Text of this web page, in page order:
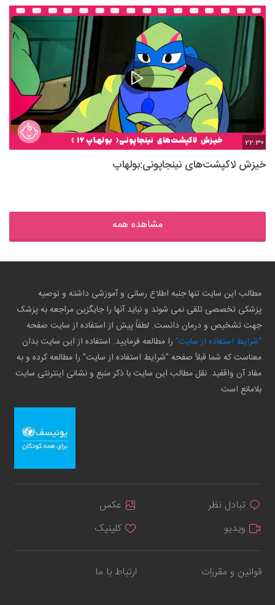
22:30
خیزش لاکپشت‌های نینجاپونی:بولهاپ
مشاهده همه
مطالب این سایت تنها جنبه اطلاع رسانی و آموزشی داشته و توصیه
پزشکی تخصصی تلقی نمی شوند و نباید آنها را جایگزین مراجعه به پزشک
جهت تشخیص و درمان دانست. لطفاً پیش از استفاده از سایت صفحه
"شرایط استفاده از سایت" را مطالعه فرمایید. استفاده از این سایت بدان
معناست که شما قبلاً صفحه "شرایط استفاده از سایت" را مطالعه کرده و به
مفاد آن واقفید. نقل مطالب این سایت با ذکر منبع و نشانی اینترنتی سایت
بلامانع است
تبادل نظر
عکس
ویدیو
کلینیک
قوانین و مقررات ارتباط با ما